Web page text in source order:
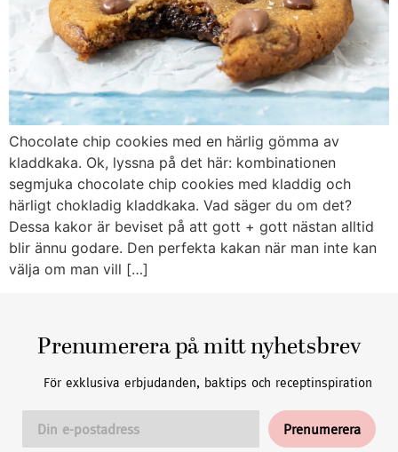
Chocolate chip cookies med en härlig gömma av
kladdkaka. Ok, lyssna på det här: kombinationen
segmjuka chocolate chip cookies med kladdig och
härligt chokladig kladdkaka. Vad säger du om det?
Dessa kakor är beviset på att gott + gott nästan alltid
blir ännu godare. Den perfekta kakan när man inte kan
välja om man vill […]
Prenumerera på mitt nyhetsbrev
För exklusiva erbjudanden, baktips och receptinspiration